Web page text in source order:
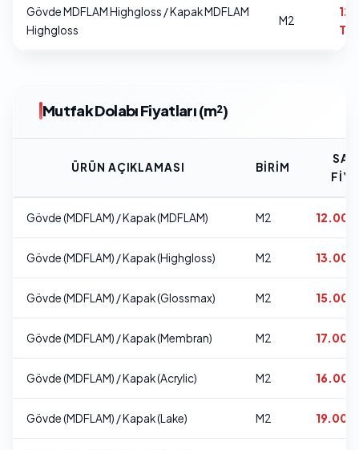
Gövde MDFLAM Highgloss / Kapak MDFLAM
Highgloss
M2
TL
Mutfak Dolabı Fiyatları (m²)
ÜRÜN AÇIKLAMASI BIRIM
Gövde (MDFLAM) / Kapak (MDFLAM) M2 12.000
Gövde (MDFLAM) / Kapak (Highgloss) M2 13.000
Gövde (MDFLAM) / Kapak (Glossmax) M2 15.000
Gövde (MDFLAM) / Kapak (Membran) M2 17.000
Gövde (MDFLAM) / Kapak (Acrylic) M2 16.000
Gövde (MDFLAM) / Kapak (Lake) M2 19.000